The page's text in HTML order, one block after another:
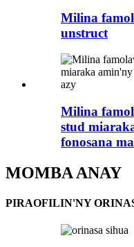
Milina
unstruct
Milina
stud
fonosana
MOMBA ANAY
PIRAOFILIN'NY